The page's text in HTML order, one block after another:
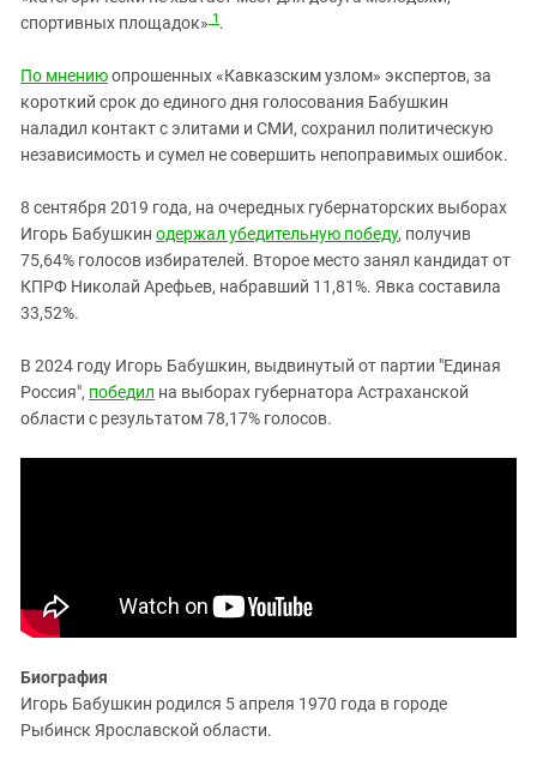
спортивных площадок» 1 .
По мнениюопрошенных «Кавказским узлом» экспертов, за
короткий срок до единого дня голосования Бабушкин
наладил контакт с элитами и СМИ, сохранил политическую
независимость и сумел не совершить непоправимых ошибок.
8 сентября 2019 года, на очередных губернаторских выборах
Игорь Бабушкин одержал убедительную победу, получив
75,64% голосов избирателей. Второе место занял кандидат от
КПРФ Николай Арефьев, набравший 11,81%. Явка составила
33,52%.
В 2024 году Игорь Бабушкин, выдвинутый от партии "Единая
Россия", победил на выборах губернатора Астраханской
области с результатом 78,17% голосов.
Биография
Игорь Бабушкин родился 5 апреля 1970 года в городе
Рыбинск Ярославской области.